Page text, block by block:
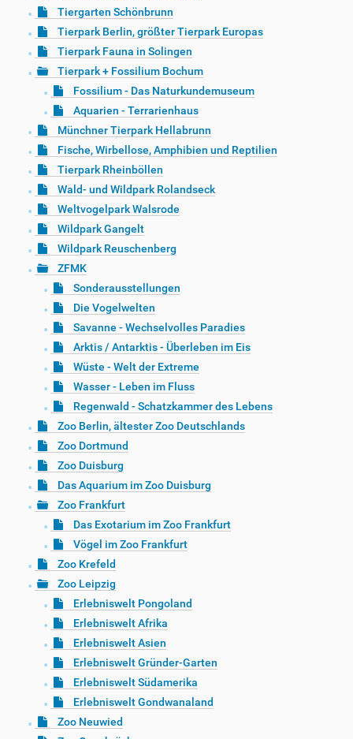
Tiergarten Schönbrunn
Tierpark Berlin, größter Tierpark Europas
Tierpark Fauna in Solingen
Tierpark + Fossilium Bochum
Fossilium - Das Naturkundemuseum
Aquarien - Terrarienhaus
Münchner Tierpark Hellabrunn
Fische, Wirbellose, Amphibien und Reptilien
Tierpark Rheinböllen
Wald- und Wildpark Rolandseck
Weltvogelpark Walsrode
Wildpark Gangelt
Wildpark Reuschenberg
ZFMK
Sonderausstellungen
Die Vogelwelten
Savanne - Wechselvolles Paradies
Arktis / Antarktis - Überleben im Eis
Wüste - Welt der Extreme
Wasser - Leben im Fluss
Regenwald - Schatzkammer des Lebens
Zoo Berlin, ältester Zoo Deutschlands
Zoo Dortmund
Zoo Duisburg
Das Aquarium im Zoo Duisburg
Zoo Frankfurt
Das Exotarium im Zoo Frankfurt
Vögel im Zoo Frankfurt
Zoo Krefeld
Zoo Leipzig
Erlebniswelt Pongoland
Erlebniswelt Afrika
Erlebniswelt Asien
Erlebniswelt Gründer-Garten
Erlebniswelt Südamerika
Erlebniswelt Gondwanaland
Zoo Neuwied